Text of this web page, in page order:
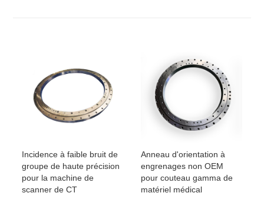
Incidence à faible bruit de
groupe de haute précision
pour la machine de
scanner de CT
Anneau d'orientation à
engrenages non OEM
pour couteau gamma de
matériel médical